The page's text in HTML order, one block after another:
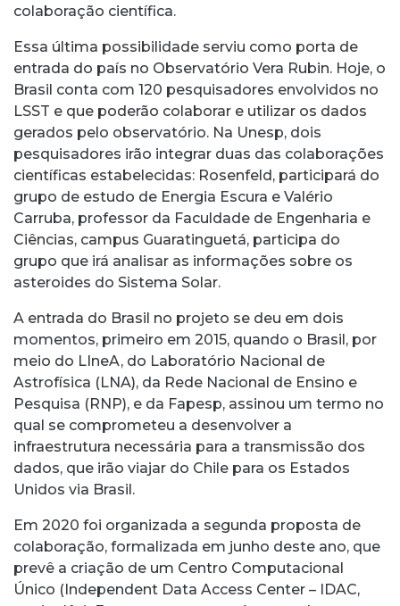
colaboração científica.
Essa última possibilidade serviu como porta de
entrada do país no Observatório Vera Rubin. Hoje, o
Brasil conta com 120 pesquisadores envolvidos no
LSST e que poderão colaborar e utilizar os dados
gerados pelo observatório. Na Unesp, dois
pesquisadores irão integrar duas das colaborações
científicas estabelecidas: Rosenfeld, participará do
grupo de estudo de Energia Escura e Valério
Carruba, professor da Faculdade de Engenharia e
Ciências, campus Guaratinguetá, participa do
grupo que irá analisar as informações sobre os
asteroides do Sistema Solar.
A entrada do Brasil no projeto se deu em dois
momentos, primeiro em 2015, quando o Brasil, por
meio do LIneA, do Laboratório Nacional de
Astrofísica (LNA), da Rede Nacional de Ensino e
Pesquisa (RNP), e da Fapesp, assinou um termo no
qual se comprometeu a desenvolver a
infraestrutura necessária para a transmissão dos
dados, que irão viajar do Chile para os Estados
Unidos via Brasil.
Em 2020 foi organizada a segunda proposta de
colaboração, formalizada em junho deste ano, que
prevê a criação de um Centro Computacional
Único (Independent Data Access Center – IDAC,